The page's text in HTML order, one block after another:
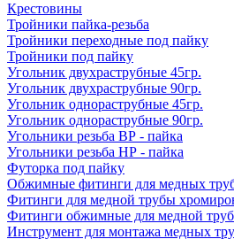
Крестовины
Тройники пайка-резьба
Тройники переходные под пайку
Тройники под пайку
Угольник двухраструбные 45гр.
Угольник двухраструбные 90гр.
Угольник однораструбные 45гр.
Угольник однораструбные 90гр.
Угольники резьба ВР - пайка
Угольники резьба НР - пайка
Футорка под пайку
Обжимные фитинги для медных
Фитинги для медной трубы
Фитинги обжимные для медной
Инструмент для монтажа медных